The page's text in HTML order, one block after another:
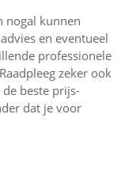
nogal kunnen
en eventueel
professionele
zeker ook
beste prijs-
dat je voor